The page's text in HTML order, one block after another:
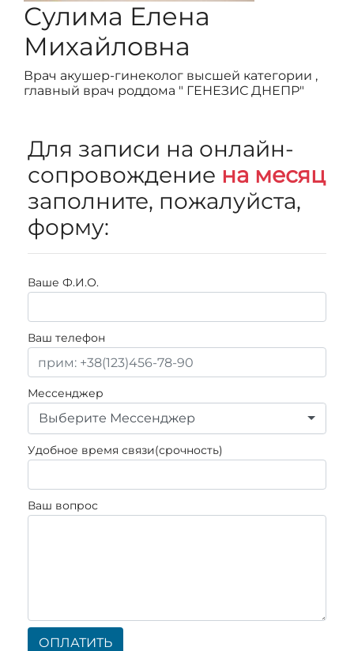
Сулима Елена
Михайловна
Врач акушер-гинеколог высшей категории ,
главный врач роддома " ГЕНЕЗИС ДНЕПР"
Для записи на онлайн-
сопровождение на месяц
заполните, пожалуйста,
форму:
Ваше Ф.И.О.
Ваш телефон
Мессенджер
Выберите Мессенджер
Удобное время связи(срочность)
Ваш вопрос
ОПЛАТИТЬ